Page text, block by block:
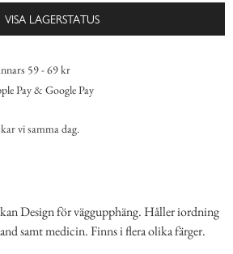
VISA LAGERSTATUS
59 - 69 kr
Pay & Google Pay
vi samma dag.
Design för väggupphäng. Håller iordning
samt medicin. Finns i flera olika färger.